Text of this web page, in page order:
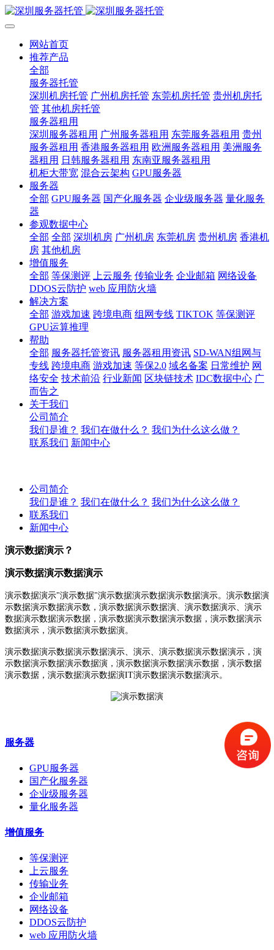
网站首页
推荐产品
全部
服务器托管
深圳机房托管 广州机房托管 东莞机房托管 贵州机房托
管 其他机房托管
服务器租用
深圳服务器租用 广州服务器租用 东莞服务器租用 贵州
服务器租用 香港服务器租用 欧洲服务器租用 美洲服务
器租用 日韩服务器租用 东南亚服务器租用
机柜大带宽 混合云架构 GPU服务器
服务器
全部 GPU服务器 国产化服务器 企业级服务器 量化服务
器
参观数据中心
全部 全部 深圳机房 广州机房 东莞机房 贵州机房 香港机
房 其他机房
增值服务
全部 等保测评 上云服务 传输业务 企业邮箱 网络设备
DDOS云防护 web 应用防火墙
解决方案
全部 游戏加速 跨境电商 组网专线 TIKTOK 等保测评
GPU运算推理
帮助
全部 服务器托管资讯 服务器租用资讯 SD-WAN组网与
专线 跨境电商 游戏加速 等保2.0 域名备案 日常维护 网
络安全 技术前沿 行业新闻 区块链技术 IDC数据中心 广
而告之
关于我们
公司简介
我们是谁？ 我们在做什么？ 我们为什么这么做？
联系我们 新闻中心
公司简介
我们是谁？ 我们在做什么？ 我们为什么这么做？
联系我们
新闻中心
演示数据演示？
演示数据演示数据演示
演示数据演示"演示数据"演示数据演示数据演示数据演示。演示数据演
示数据演示数据演示数，演示数据演示数据演、演示数据演示、演示
数据演示数据演示数据，演示数据演示数据演示数据，演示数据演示
数据演示，演示数据演示数据演。
演示数据演示数据演示数据演示、演示、演示数据演示数据演示，演
示数据演示数据演示数据演，演示数据演示数据演示数据，演示数据
演示数据，演示数据演示数据演IT演示数据演示数据演示。
服务器
GPU服务器
国产化服务器
企业级服务器
量化服务器
增值服务
等保测评
上云服务
传输业务
企业邮箱
网络设备
DDOS云防护
web 应用防火墙